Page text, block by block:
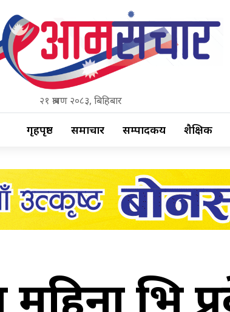
२१ श्रावण २०८३, बिहिबार
गृहपृष्ठ समाचार सम्पादकीय शैक्षिक
भित्र